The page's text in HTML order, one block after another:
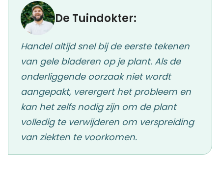
De Tuindokter:
Handel altijd snel bij de eerste tekenen
van gele bladeren op je plant. Als de
onderliggende oorzaak niet wordt
aangepakt, verergert het probleem en
kan het zelfs nodig zijn om de plant
volledig te verwijderen om verspreiding
van ziekten te voorkomen.